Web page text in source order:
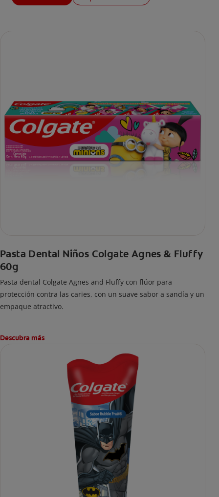
Pasta Dental Niños Colgate Agnes & Fluffy
60g
Pasta dental Colgate Agnes and Fluffy con flúor para
protección contra las caries, con un suave sabor a sandía y un
empaque atractivo.
Descubra más